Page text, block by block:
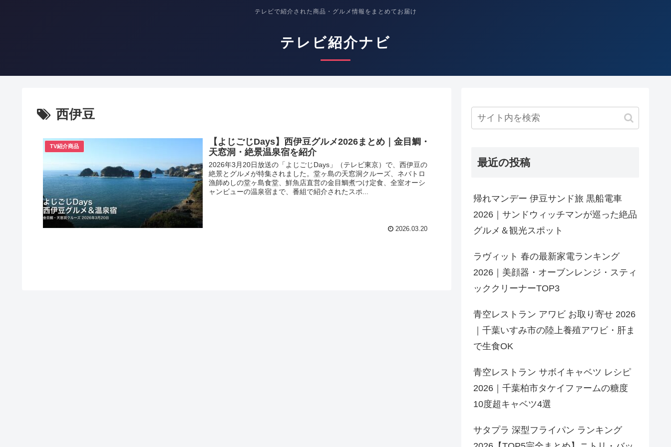
テレビで紹介された商品・グルメ情報をまとめてお届け
テレビ紹介ナビ
西伊豆
TV紹介商品
【よじごじDays】西伊豆グルメ2026まとめ｜金目鯛・
天窓洞・絶景温泉宿を紹介
2026年3月20日放送の「よじごじDays」（テレビ東京）で、西伊豆の
絶景とグルメが特集されました。堂ヶ島の天窓洞クルーズ、ネバトロ
漁師めしの堂ヶ島食堂、鮮魚店直営の金目鯛煮つけ定食、全室オーシ
ャンビューの温泉宿まで、番組で紹介されたスポ...
2026.03.20
最近の投稿
帰れマンデー 伊豆サンド旅 黒船電車
2026｜サンドウィッチマンが巡った絶品
グルメ＆観光スポット
ラヴィット 春の最新家電ランキング
2026｜美顔器・オーブンレンジ・スティ
ッククリーナーTOP3
青空レストラン アワビ お取り寄せ 2026
｜千葉いすみ市の陸上養殖アワビ・肝ま
で生食OK
青空レストラン サボイキャベツ レシピ
2026｜千葉柏市タケイファームの糖度
10度超キャベツ4選
サタプラ 深型フライパン ランキング